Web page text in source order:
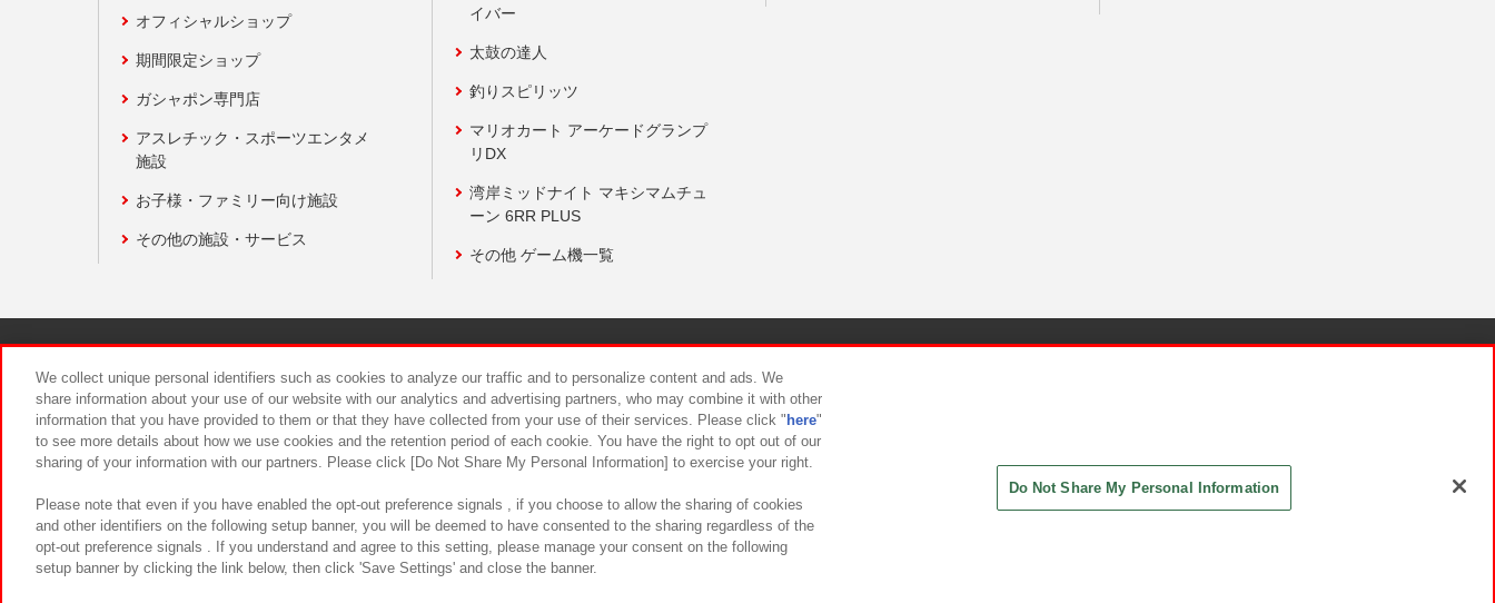
オフィシャルショップ
期間限定ショップ
ガシャポン専門店
アスレチック・スポーツエンタメ
施設
お子様・ファミリー向け施設
その他の施設・サービス
イバー
太鼓の達人
釣りスピリッツ
マリオカート アーケードグランプ
リDX
湾岸ミッドナイト マキシマムチュ
ーン 6RR PLUS
その他 ゲーム機一覧
食品のご提供について カスタマーハラスメント対応方針
We collect unique personal identifiers such as cookies to analyze our traffic and to personalize content and ads. We
share information about your use of our website with our analytics and advertising partners, who may combine it with other
information that you have provided to them or that they have collected from your use of their services. Please click " here"
to see more details about how we use cookies and the retention period of each cookie. You have the right to opt out of our
sharing of your information with our partners. Please click [Do Not Share My Personal Information] to exercise your right.
Please note that even if you have enabled the opt-out preference signals , if you choose to allow the sharing of cookies
and other identifiers on the following setup banner, you will be deemed to have consented to the sharing regardless of the
opt-out preference signals . If you understand and agree to this setting, please manage your consent on the following
setup banner by clicking the link below, then click 'Save Settings' and close the banner.
Do Not Share My Personal Information